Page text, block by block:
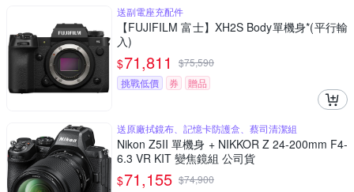
送副電座充配件
【FUJIFILM 富士】XH2S Body單機身*(平行輸
入)
$71,811 $75,590
挑戰低價
券 贈品
送原廠拭鏡布、記憶卡防護盒、蔡司清潔組
Nikon Z5II 單機身 + NIKKOR Z 24-200mm F4-
6.3 VR KIT 變焦鏡組 公司貨
$71,155 $74,900